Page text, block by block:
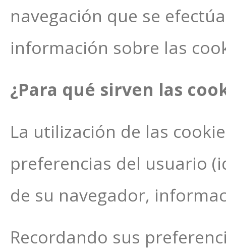
navegación que se
información sobre las
¿Para qué sirven las
La utilización de las
preferencias del usuario
de su navegador,
Recordando sus